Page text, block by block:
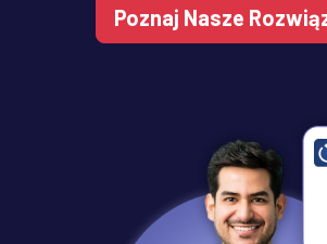
Poznaj Nasze